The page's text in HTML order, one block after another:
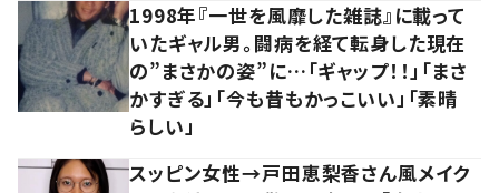
1998年『一世を風靡した雑誌』に載って
いたギャル男。闘病を経て転身した現在
の”まさかの姿”に…「ギャップ！！」「まさ
かすぎる」「今も昔もかっこいい」「素晴
らしい」
スッピン女性→戸田恵梨香さん風メイク